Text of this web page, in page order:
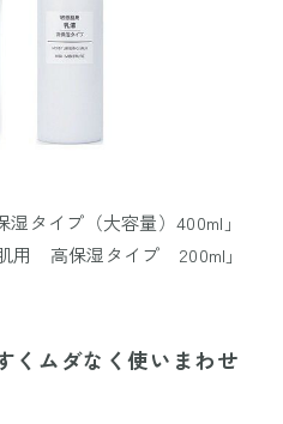
タイプ（大容量）400ml」
用 高保湿タイプ 200ml」
くムダなく使いまわせ